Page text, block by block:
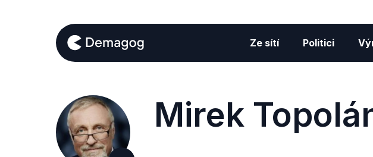
Ze sítí Politici
Mirek